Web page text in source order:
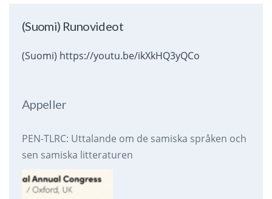
(Suomi) Runovideot
(Suomi) https://youtu.be/ikXkHQ3yQCo
Appeller
PEN-TLRC: Uttalande om de samiska språken och
sen samiska litteraturen